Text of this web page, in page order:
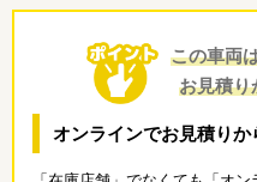
この車両
お見積り
オンラインでお見積り